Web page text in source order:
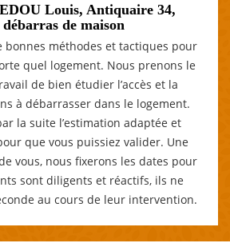
Louis, Antiquaire 34,
de maison
bonnes méthodes et tactiques pour
quel logement. Nous prenons le
de bien étudier l’accès et la
à débarrasser dans le logement.
la suite l’estimation adaptée et
que vous puissiez valider. Une
vous, nous fixerons les dates pour
sont diligents et réactifs, ils ne
au cours de leur intervention.